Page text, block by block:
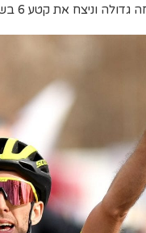
קטע 6 בשנה שעברה אבל מאז לא פוגע.